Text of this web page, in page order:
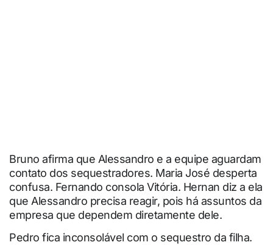
Bruno afirma que Alessandro e a equipe aguardam
contato dos sequestradores. Maria José desperta
confusa. Fernando consola Vitória. Hernan diz a ela
que Alessandro precisa reagir, pois há assuntos da
empresa que dependem diretamente dele.
Pedro fica inconsolável com o sequestro da filha.